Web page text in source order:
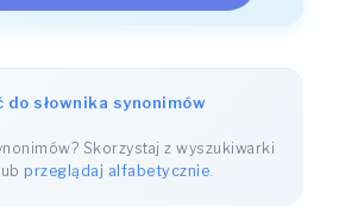
do słownika synonimów
Skorzystaj z wyszukiwarki
przeglądaj alfabetycznie